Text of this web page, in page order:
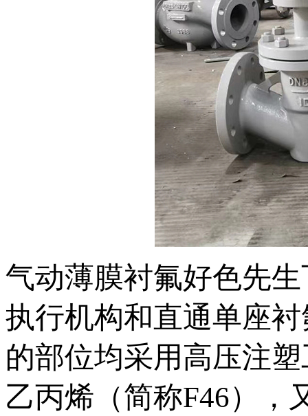
气动薄膜衬氟好色先
执行机构和直通单座衬
的部位均采用高压注塑工
乙丙烯（简称F46）